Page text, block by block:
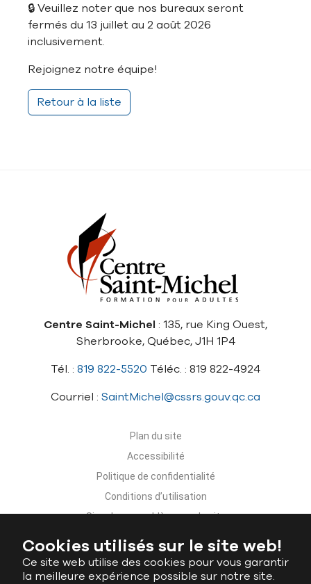
Cookies utilisés sur le site web!
Ce site web utilise des cookies pour vous garantir
la meilleure expérience possible sur notre site.
🔒 Veuillez noter que nos bureaux seront
fermés du 13 juillet au 2 août 2026
inclusivement.
Rejoignez notre équipe!
Retour à la liste
Centre Saint-Michel : 135, rue King Ouest,
Sherbrooke, Québec, J1H 1P4
Tél. : 819 822-5520 Téléc. : 819 822-4924
Courriel : SaintMichel@cssrs.gouv.qc.ca
Plan du site
Accessibilité
Politique de confidentialité
Conditions d’utilisation
Signaler un problème sur le site
Nous joindre